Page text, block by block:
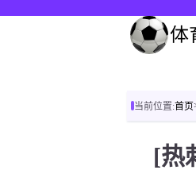
当前位置:首页
[热